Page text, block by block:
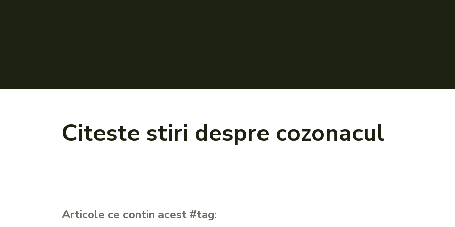
Citeste stiri despre cozonacul
Articole ce contin acest #tag: